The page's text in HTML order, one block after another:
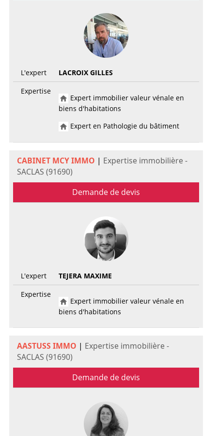
L'expert
LACROIX GILLES
Expertise
Expert immobilier valeur vénale en
biens d'habitations
Expert en Pathologie du bâtiment
CABINET MCY IMMO | Expertise immobilière -
SACLAS (91690)
Demande de devis
L'expert
TEJERA MAXIME
Expertise
Expert immobilier valeur vénale en
biens d'habitations
AASTUSS IMMO | Expertise immobilière -
SACLAS (91690)
Demande de devis